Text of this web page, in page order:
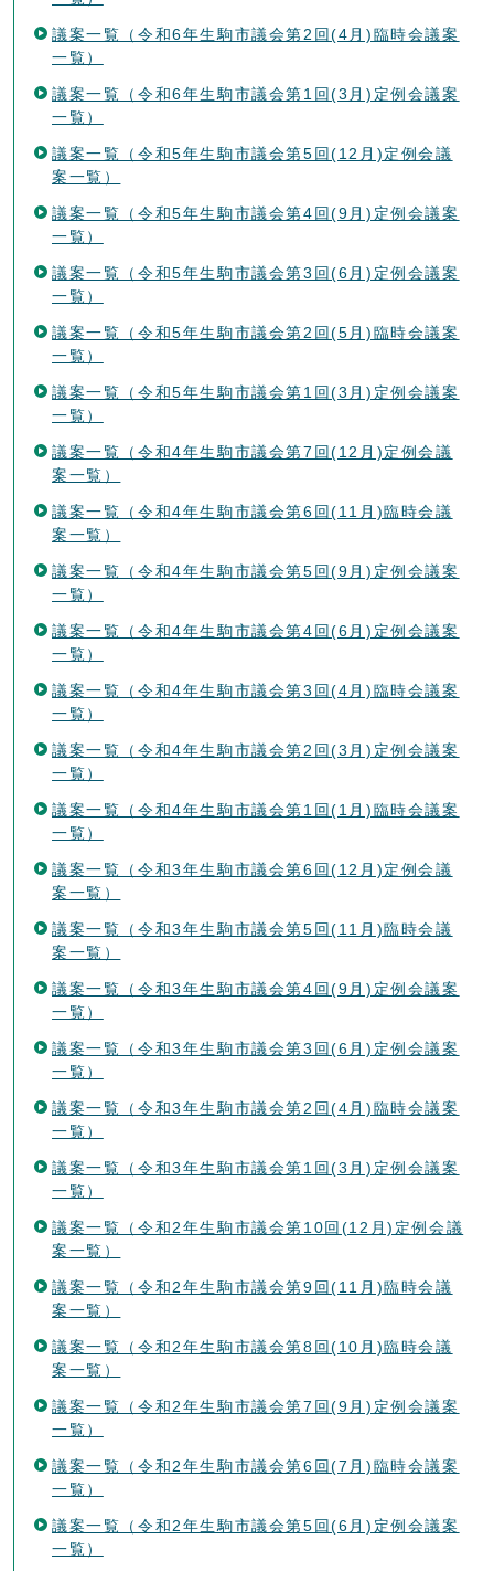
議案一覧（令和6年生駒市議会第2回(4月)臨時会議案
一覧）
議案一覧（令和6年生駒市議会第1回(3月)定例会議案
一覧）
議案一覧（令和5年生駒市議会第5回(12月)定例会議
案一覧）
議案一覧（令和5年生駒市議会第4回(9月)定例会議案
一覧）
議案一覧（令和5年生駒市議会第3回(6月)定例会議案
一覧）
議案一覧（令和5年生駒市議会第2回(5月)臨時会議案
一覧）
議案一覧（令和5年生駒市議会第1回(3月)定例会議案
一覧）
議案一覧（令和4年生駒市議会第7回(12月)定例会議
案一覧）
議案一覧（令和4年生駒市議会第6回(11月)臨時会議
案一覧）
議案一覧（令和4年生駒市議会第5回(9月)定例会議案
一覧）
議案一覧（令和4年生駒市議会第4回(6月)定例会議案
一覧）
議案一覧（令和4年生駒市議会第3回(4月)臨時会議案
一覧）
議案一覧（令和4年生駒市議会第2回(3月)定例会議案
一覧）
議案一覧（令和4年生駒市議会第1回(1月)臨時会議案
一覧）
議案一覧（令和3年生駒市議会第6回(12月)定例会議
案一覧）
議案一覧（令和3年生駒市議会第5回(11月)臨時会議
案一覧）
議案一覧（令和3年生駒市議会第4回(9月)定例会議案
一覧）
議案一覧（令和3年生駒市議会第3回(6月)定例会議案
一覧）
議案一覧（令和3年生駒市議会第2回(4月)臨時会議案
一覧）
議案一覧（令和3年生駒市議会第1回(3月)定例会議案
一覧）
議案一覧（令和2年生駒市議会第10回(12月)定例会議
案一覧）
議案一覧（令和2年生駒市議会第9回(11月)臨時会議
案一覧）
議案一覧（令和2年生駒市議会第8回(10月)臨時会議
案一覧）
議案一覧（令和2年生駒市議会第7回(9月)定例会議案
一覧）
議案一覧（令和2年生駒市議会第6回(7月)臨時会議案
一覧）
議案一覧（令和2年生駒市議会第5回(6月)定例会議案
一覧）